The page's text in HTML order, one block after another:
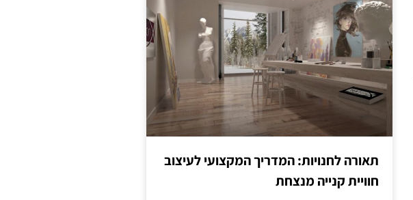
תאורה לחנויות: המדריך המקצועי לעיצוב
חוויית קנייה מנצחת